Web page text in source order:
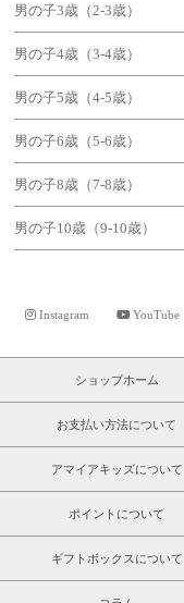
男の子3歳（2-3歳）
男の子4歳（3-4歳）
男の子5歳（4-5歳）
男の子6歳（5-6歳）
男の子8歳（7-8歳）
男の子10歳（9-10歳）
Instagram YouTube
ショップホーム
お支払い方法について
アマイアキッズについて
ポイントについて
ギフトボックスについて